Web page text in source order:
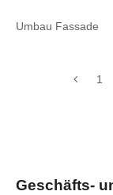
Umbau Fassade
1
Geschäfts-